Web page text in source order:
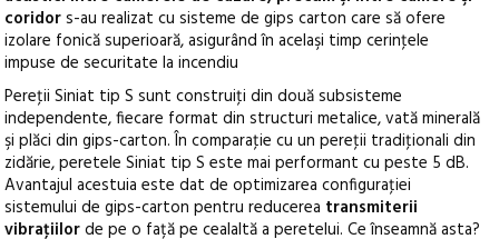
coridors-au realizat cu sisteme de gips carton care să ofere
izolare fonică superioară, asigurând în acelaşi timp cerinţele
impuse de securitate la incendiu
Pereţii Siniat tip S sunt construiţi din două subsisteme
independente, fiecare format din structuri metalice, vată minerală
şi plăci din gips-carton. În comparaţie cu un pereţii tradiţionali din
zidărie, peretele Siniat tip S este mai performant cu peste 5 dB.
Avantajul acestuia este dat de optimizarea configuraţiei
sistemului de gips-carton pentru reducerea transmiterii
vibraţiilorde pe o față pe cealaltă a peretelui. Ce înseamnă asta?